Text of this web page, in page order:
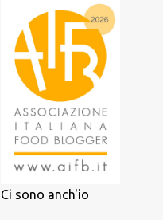
Ci sono anch'io